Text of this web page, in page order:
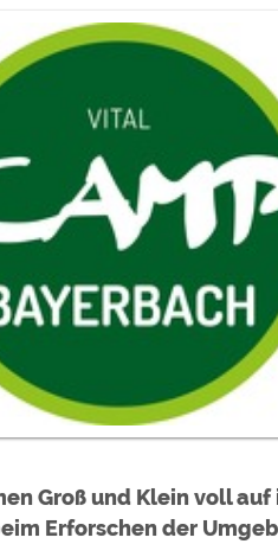
Groß und Klein voll
Erforschen der
können jeder Zeit im